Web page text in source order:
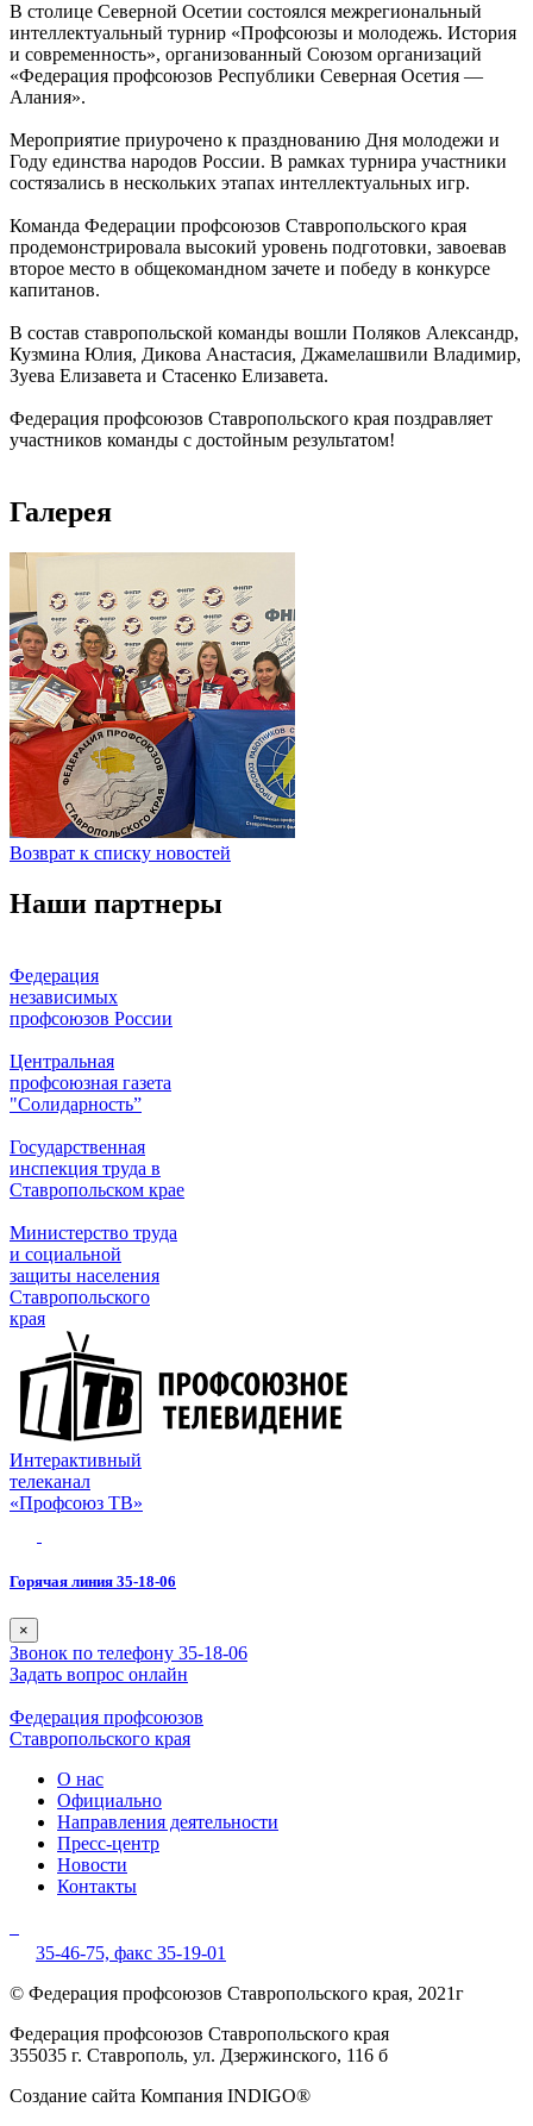
В столице Северной Осетии состоялся межрегиональный
интеллектуальный турнир «Профсоюзы и молодежь. История
и современность», организованный Союзом организаций
«Федерация профсоюзов Республики Северная Осетия —
Алания».
Мероприятие приурочено к празднованию Дня молодежи и
Году единства народов России. В рамках турнира участники
состязались в нескольких этапах интеллектуальных игр.
Команда Федерации профсоюзов Ставропольского края
продемонстрировала высокий уровень подготовки, завоевав
второе место в общекомандном зачете и победу в конкурсе
капитанов.
В состав ставропольской команды вошли Поляков Александр,
Кузмина Юлия, Дикова Анастасия, Джамелашвили Владимир,
Зуева Елизавета и Стасенко Елизавета.
Федерация профсоюзов Ставропольского края поздравляет
участников команды с достойным результатом!
Галерея
Возврат к списку новостей
Наши партнеры
Федерация
независимых
профсоюзов России
Центральная
профсоюзная газета
"Солидарность”
Государственная
инспекция труда в
Ставропольском крае
Министерство труда
и социальной
защиты населения
Ставропольского
края
Интерактивный
телеканал
«Профсоюз ТВ»
Горячая линия 35-18-06
×
Звонок по телефону 35-18-06
Задать вопрос онлайн
Федерация профсоюзов
Ставропольского края
О нас
Официально
Направления деятельности
Пресс-центр
Новости
Контакты
35-46-75, факс 35-19-01
© Федерация профсоюзов Ставропольского края, 2021г
Федерация профсоюзов Ставропольского края
355035 г. Ставрополь, ул. Дзержинского, 116 б
Создание сайта Компания INDIGO®